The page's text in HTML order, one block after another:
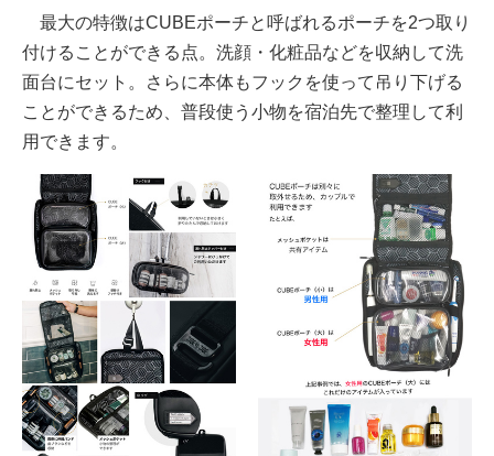
最大の特徴はCUBEポーチと呼ばれるポーチを2つ取り
付けることができる点。洗顔・化粧品などを収納して洗
面台にセット。さらに本体もフックを使って吊り下げる
ことができるため、普段使う小物を宿泊先で整理して利
用できます。